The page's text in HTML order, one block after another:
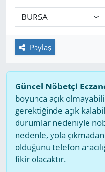
Paylaş
Güncel Nöbetçi
boyunca açık
gerektiğinde açık
durumlar nedeniyle
nedenle, yola
olduğunu telefon
fikir olacaktır.
GÜNDEM
HABERDE İNSAN
MAGAZİN
POLİTİKA
RESMİ İLANLAR
SAĞLIK